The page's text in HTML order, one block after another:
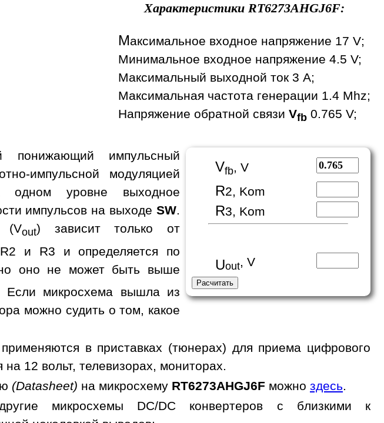
Характеристики RT6273AHGJ6F:
Максимальное входное напряжение 17 V;
Минимальное входное напряжение 4.5 V;
Максимальный выходной ток 3 A;
Максимальная частота генерации 1.4 Mhz;
Напряжение обратной связи Vfb 0.765 V;
Vfb, V
R2, Kom
R3, Kom
Uout, V
понижающий импульсный
импульсной модуляцией
одном уровне выходное
импульсов на выходе SW.
(Vout) зависит только от
и R3 и определяется по
оно не может быть выше
Если микросхема вышла из
можно судить о том, какое
в приставках (тюнерах) для приема цифрового
12 вольт, телевизорах, мониторах.
(Datasheet) на микросхему RT6273AHGJ6F можно здесь.
микросхемы DC/DC конвертеров с близкими к